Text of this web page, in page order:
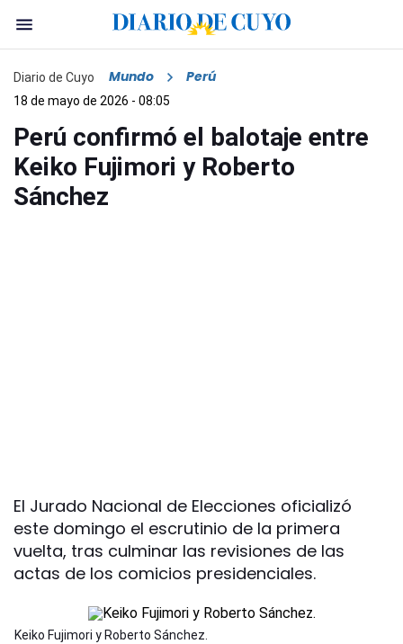
Diario de Cuyo Mundo Perú
18 de mayo de 2026 - 08:05
Perú confirmó el balotaje entre
Keiko Fujimori y Roberto
Sánchez
El Jurado Nacional de Elecciones oficializó
este domingo el escrutinio de la primera
vuelta, tras culminar las revisiones de las
actas de los comicios presidenciales.
Keiko Fujimori y Roberto Sánchez.